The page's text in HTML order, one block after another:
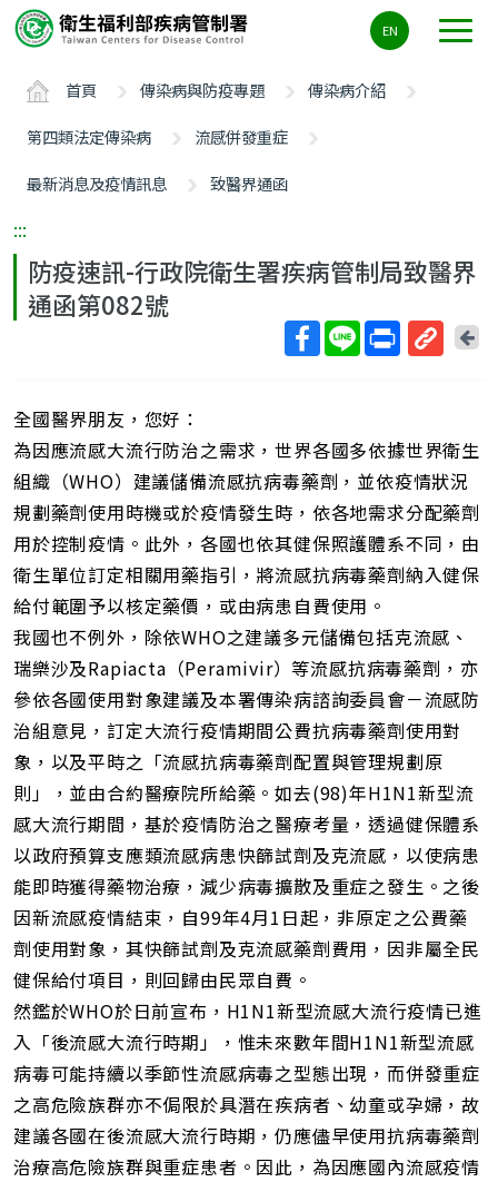
要
ALT+C
EN
首頁 傳染病與防疫專題
傳染病介紹
第四類法定傳染病
流感併發重症
最新消息及疫情訊息
致醫界通函
:::
防疫速訊-行政院衛生署疾病管制局致醫界
通函第082號
網
址
回
全國醫界朋友，您好：
為因應流感大流行防治之需求，世界各國多依據世界衛生
組織（WHO）建議儲備流感抗病毒藥劑，並依疫情狀況
規劃藥劑使用時機或於疫情發生時，依各地需求分配藥劑
用於控制疫情。此外，各國也依其健保照護體系不同，由
衛生單位訂定相關用藥指引，將流感抗病毒藥劑納入健保
給付範圍予以核定藥價，或由病患自費使用。
我國也不例外，除依WHO之建議多元儲備包括克流感、
瑞樂沙及Rapiacta（Peramivir）等流感抗病毒藥劑，亦
參依各國使用對象建議及本署傳染病諮詢委員會－流感防
治組意見，訂定大流行疫情期間公費抗病毒藥劑使用對
象，以及平時之「流感抗病毒藥劑配置與管理規劃原
則」，並由合約醫療院所給藥。如去(98)年H1N1新型流
感大流行期間，基於疫情防治之醫療考量，透過健保體系
以政府預算支應類流感病患快篩試劑及克流感，以使病患
能即時獲得藥物治療，減少病毒擴散及重症之發生。之後
因新流感疫情結束，自99年4月1日起，非原定之公費藥
劑使用對象，其快篩試劑及克流感藥劑費用，因非屬全民
健保給付項目，則回歸由民眾自費。
然鑑於WHO於日前宣布，H1N1新型流感大流行疫情已進
入「後流感大流行時期」，惟未來數年間H1N1新型流感
病毒可能持續以季節性流感病毒之型態出現，而併發重症
之高危險族群亦不侷限於具潛在疾病者、幼童或孕婦，故
建議各國在後流感大流行時期，仍應儘早使用抗病毒藥劑
治療高危險族群與重症患者。因此，為因應國內流感疫情